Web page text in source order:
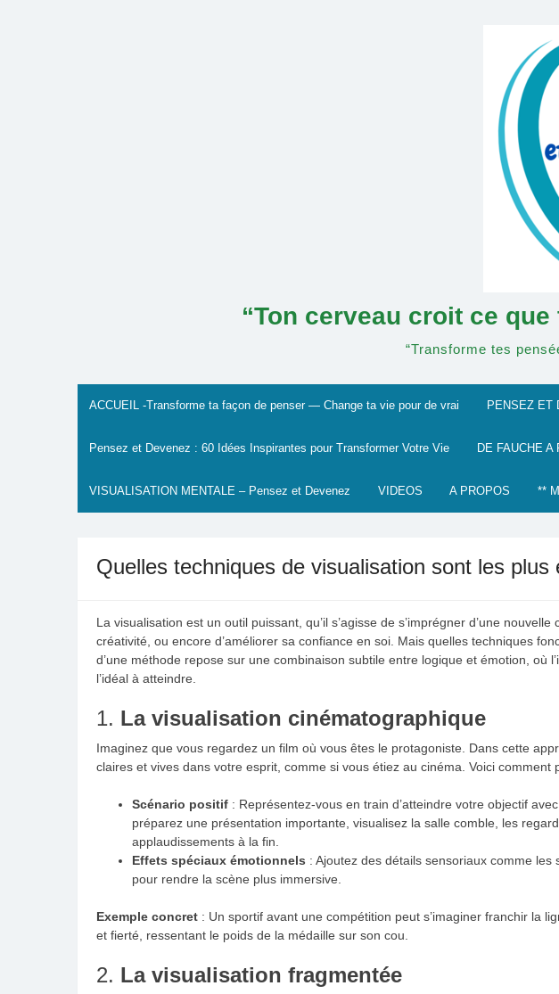
“Ton cerveau croit ce
“Transforme tes
ACCUEIL -Transforme ta façon de penser — Change ta vie pour de vrai PENSEZ ET
Pensez et Devenez : 60 Idées Inspirantes pour Transformer Votre Vie DE FAUCHE A
VISUALISATION MENTALE – Pensez et Devenez VIDEOS A PROPOS **
Quelles techniques de visualisation sont les plus
La visualisation est un outil puissant, qu’il s’agisse de s’imprégner d’une
créativité, ou encore d’améliorer sa confiance en soi. Mais quelles techniques
d’une méthode repose sur une combinaison subtile entre logique et émotion, où
l’idéal à atteindre.
1. La visualisation cinématographique
Imaginez que vous regardez un film où vous êtes le protagoniste. Dans cette
claires et vives dans votre esprit, comme si vous étiez au cinéma. Voici comment
Scénario positif : Représentez-vous en train d’atteindre votre objectif
préparez une présentation importante, visualisez la salle comble, les
applaudissements à la fin.
Effets spéciaux émotionnels : Ajoutez des détails sensoriaux comme
pour rendre la scène plus immersive.
Exemple concret : Un sportif avant une compétition peut s’imaginer franchir la
et fierté, ressentant le poids de la médaille sur son cou.
2. La visualisation fragmentée